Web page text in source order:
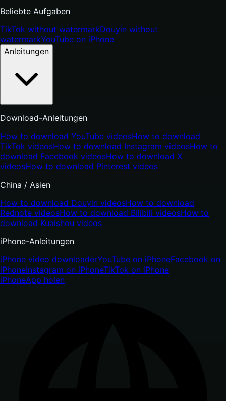
Beliebte Aufgaben
TikTok without watermarkDouyin without
watermarkYouTube on iPhone
Anleitungen
Download-Anleitungen
How to download YouTube videosHow to download
TikTok videosHow to download Instagram videosHow to
download Facebook videosHow to download X
videosHow to download Pinterest videos
China / Asien
How to download Douyin videosHow to download
Rednote videosHow to download Bilibili videosHow to
download Kuaishou videos
iPhone-Anleitungen
iPhone video downloaderYouTube on iPhoneFacebook on
iPhoneInstagram on iPhoneTikTok on iPhone
iPhoneApp holen